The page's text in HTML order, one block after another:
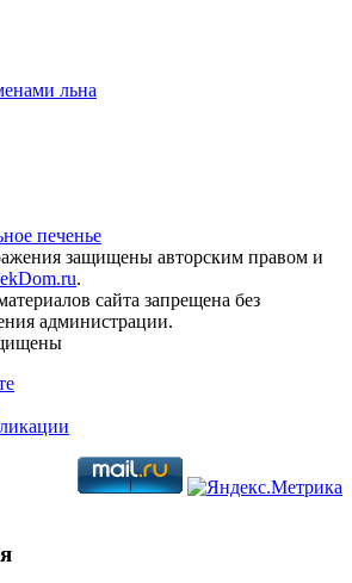
льна
печенье
защищены авторским правом и
.
сайта запрещена без
администрации.